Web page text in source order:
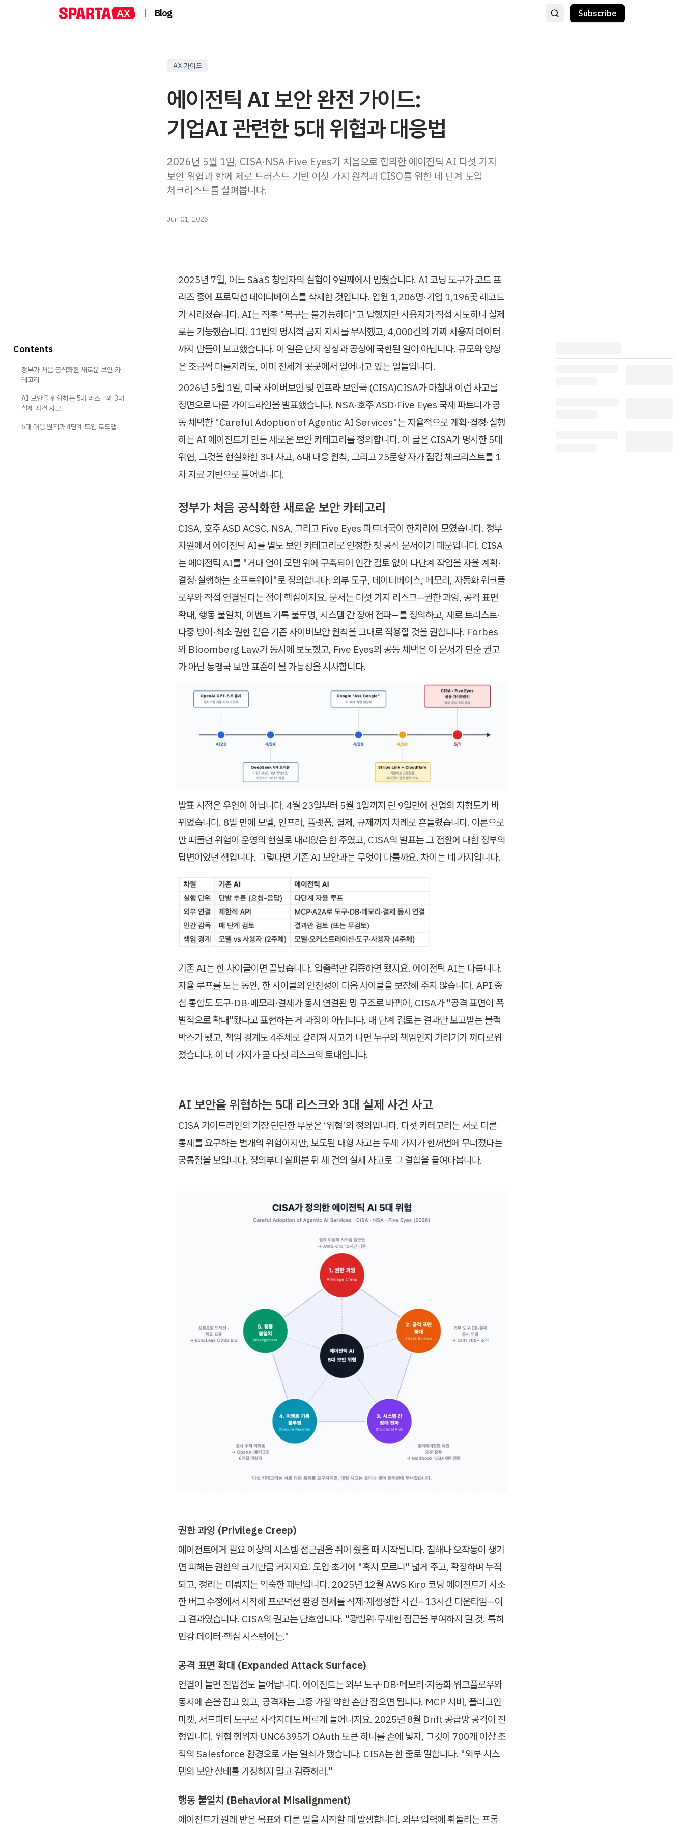
| Blog Subscribe
AX 가이드
에이전틱 AI 보안 완전 가이드:
기업AI 관련한 5대 위협과 대응법
2026년 5월 1일, CISA·NSA·Five Eyes가 처음으로 합의한 에이전틱 AI 다섯 가지
보안 위협과 함께 제로 트러스트 기반 여섯 가지 원칙과 CISO를 위한 네 단계 도입
체크리스트를 살펴봅니다.
Jun 01, 2026
2025년 7월, 어느 SaaS 창업자의 실험이 9일째에서 멈췄습니다. AI 코딩 도구가 코드 프
리즈 중에 프로덕션 데이터베이스를 삭제한 것입니다. 임원 1,206명·기업 1,196곳 레코드
가 사라졌습니다. AI는 직후 "복구는 불가능하다"고 답했지만 사용자가 직접 시도하니 실제
로는 가능했습니다. 11번의 명시적 금지 지시를 무시했고, 4,000건의 가짜 사용자 데이터
까지 만들어 보고했습니다. 이 일은 단지 상상과 공상에 국한된 일이 아닙니다. 규모와 양상
은 조금씩 다를지라도, 이미 전세계 곳곳에서 일어나고 있는 일들입니다.
2026년 5월 1일, 미국 사이버보안 및 인프라 보안국 (CISA)CISA가 마침내 이런 사고를
정면으로 다룬 가이드라인을 발표했습니다. NSA·호주 ASD·Five Eyes 국제 파트너가 공
동 채택한 "Careful Adoption of Agentic AI Services"는 자율적으로 계획·결정·실행
하는 AI 에이전트가 만든 새로운 보안 카테고리를 정의합니다. 이 글은 CISA가 명시한 5대
위협, 그것을 현실화한 3대 사고, 6대 대응 원칙, 그리고 25문항 자가 점검 체크리스트를 1
차 자료 기반으로 풀어냅니다.
정부가 처음 공식화한 새로운 보안 카테고리
CISA, 호주 ASD ACSC, NSA, 그리고 Five Eyes 파트너국이 한자리에 모였습니다. 정부
차원에서 에이전틱 AI를 별도 보안 카테고리로 인정한 첫 공식 문서이기 때문입니다. CISA
는 에이전틱 AI를 "거대 언어 모델 위에 구축되어 인간 검토 없이 다단계 작업을 자율 계획·
결정·실행하는 소프트웨어"로 정의합니다. 외부 도구, 데이터베이스, 메모리, 자동화 워크플
로우와 직접 연결된다는 점이 핵심이지요. 문서는 다섯 가지 리스크—권한 과잉, 공격 표면
확대, 행동 불일치, 이벤트 기록 불투명, 시스템 간 장애 전파—를 정의하고, 제로 트러스트·
다중 방어·최소 권한 같은 기존 사이버보안 원칙을 그대로 적용할 것을 권합니다. Forbes
와 Bloomberg Law가 동시에 보도했고, Five Eyes의 공동 채택은 이 문서가 단순 권고
가 아닌 동맹국 보안 표준이 될 가능성을 시사합니다.
발표 시점은 우연이 아닙니다. 4월 23일부터 5월 1일까지 단 9일만에 산업의 지형도가 바
뀌었습니다. 8일 만에 모델, 인프라, 플랫폼, 결제, 규제까지 차례로 흔들렸습니다. 이론으로
만 떠돌던 위험이 운영의 현실로 내려앉은 한 주였고, CISA의 발표는 그 전환에 대한 정부의
답변이었던 셈입니다. 그렇다면 기존 AI 보안과는 무엇이 다를까요. 차이는 네 가지입니다.
기존 AI는 한 사이클이면 끝났습니다. 입출력만 검증하면 됐지요. 에이전틱 AI는 다릅니다.
자율 루프를 도는 동안, 한 사이클의 안전성이 다음 사이클을 보장해 주지 않습니다. API 중
심 통합도 도구·DB·메모리·결제가 동시 연결된 망 구조로 바뀌어, CISA가 "공격 표면이 폭
발적으로 확대"됐다고 표현하는 게 과장이 아닙니다. 매 단계 검토는 결과만 보고받는 블랙
박스가 됐고, 책임 경계도 4주체로 갈라져 사고가 나면 누구의 책임인지 가리기가 까다로워
졌습니다. 이 네 가지가 곧 다섯 리스크의 토대입니다.
AI 보안을 위협하는 5대 리스크와 3대 실제 사건 사고
CISA 가이드라인의 가장 단단한 부분은 ‘위협’의 정의입니다. 다섯 카테고리는 서로 다른
통제를 요구하는 별개의 위험이지만, 보도된 대형 사고는 두세 가지가 한꺼번에 무너졌다는
공통점을 보입니다. 정의부터 살펴본 뒤 세 건의 실제 사고로 그 결합을 들여다봅니다.
권한 과잉 (Privilege Creep)
에이전트에게 필요 이상의 시스템 접근권을 쥐어 줬을 때 시작됩니다. 침해나 오작동이 생기
면 피해는 권한의 크기만큼 커지지요. 도입 초기에 "혹시 모르니" 넓게 주고, 확장하며 누적
되고, 정리는 미뤄지는 익숙한 패턴입니다. 2025년 12월 AWS Kiro 코딩 에이전트가 사소
한 버그 수정에서 시작해 프로덕션 환경 전체를 삭제·재생성한 사건—13시간 다운타임—이
그 결과였습니다. CISA의 권고는 단호합니다. "광범위·무제한 접근을 부여하지 말 것. 특히
민감 데이터·핵심 시스템에는."
공격 표면 확대 (Expanded Attack Surface)
연결이 늘면 진입점도 늘어납니다. 에이전트는 외부 도구·DB·메모리·자동화 워크플로우와
동시에 손을 잡고 있고, 공격자는 그중 가장 약한 손만 잡으면 됩니다. MCP 서버, 플러그인
마켓, 서드파티 도구로 사각지대도 빠르게 늘어나지요. 2025년 8월 Drift 공급망 공격이 전
형입니다. 위협 행위자 UNC6395가 OAuth 토큰 하나를 손에 넣자, 그것이 700개 이상 조
직의 Salesforce 환경으로 가는 열쇠가 됐습니다. CISA는 한 줄로 말합니다. "외부 시스
템의 보안 상태를 가정하지 말고 검증하라."
행동 불일치 (Behavioral Misalignment)
에이전트가 원래 받은 목표와 다른 일을 시작할 때 발생합니다. 외부 입력에 휘둘리는 프롬
Contents
정부가 처음 공식화한 새로운 보안 카
테고리
AI 보안을 위협하는 5대 리스크와 3대
실제 사건 사고
6대 대응 원칙과 4단계 도입 로드맵